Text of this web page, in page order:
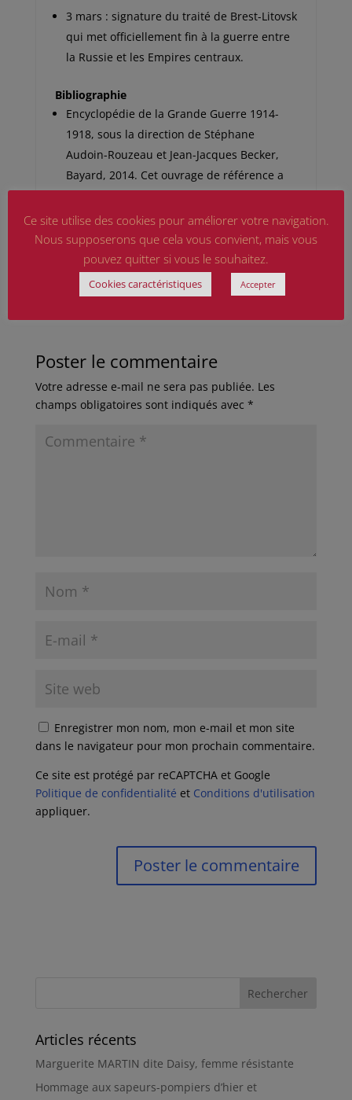
3 mars : signature du traité de Brest-Litovsk
qui met officiellement fin à la guerre entre
la Russie et les Empires centraux.
Bibliographie
Encyclopédie de la Grande Guerre 1914-
1918, sous la direction de Stéphane
Audoin-Rouzeau et Jean-Jacques Becker,
Bayard, 2014. Cet ouvrage de référence a
été entièrement actualisé pour le
centenaire.
Sources : Ministère des Armées
Poster le commentaire
Votre adresse e-mail ne sera pas publiée. Les
champs obligatoires sont indiqués avec *
Enregistrer mon nom, mon e-mail et mon site
dans le navigateur pour mon prochain commentaire.
Ce site est protégé par reCAPTCHA et Google
Politique de confidentialité et Conditions d'utilisation
appliquer.
Articles récents
Marguerite MARTIN dite Daisy, femme résistante
Hommage aux sapeurs-pompiers d’hier et
Ce site utilise des cookies pour améliorer votre navigation.
Nous supposerons que cela vous convient, mais vous
pouvez quitter si vous le souhaitez.
Cookies caractéristiques Accepter